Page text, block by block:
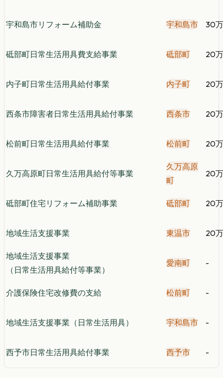
宇和島市リフォーム補助金 宇和島市 30
砥部町日常生活用具費支給事業 砥部町 20
内子町日常生活用具給付事業 内子町 20
西条市障害者日常生活用具給付事業 西条市 20
松前町日常生活用具給付事業 松前町 20
久万高原町日常生活用具給付等事業
久万高原
町
20
砥部町住宅リフォーム補助事業 砥部町 20
地域生活支援事業 東温市 20
地域生活支援事業
（日常生活用具給付等事業）
愛南町 -
介護保険住宅改修費の支給 松前町 -
地域生活支援事業（日常生活用具） 宇和島市 -
西予市日常生活用具給付事業 西予市 -